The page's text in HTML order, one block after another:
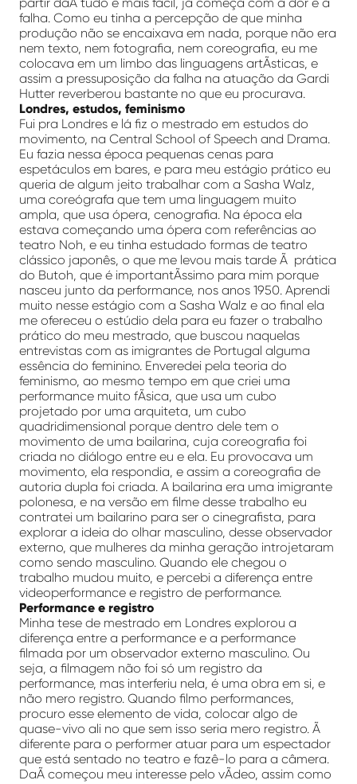
falha. Como eu tinha a percepção de que minha
produção não se encaixava em nada, porque não era
nem texto, nem fotografia, nem coreografia, eu me
colocava em um limbo das linguagens artÃ­sticas, e
assim a pressuposição da falha na atuação da Gardi
Hutter reverberou bastante no que eu procurava.
Londres, estudos, feminismo
Fui pra Londres e lá fiz o mestrado em estudos do
movimento, na Central School of Speech and Drama.
Eu fazia nessa época pequenas cenas para
espetáculos em bares, e para meu estágio prático eu
queria de algum jeito trabalhar com a Sasha Walz,
uma coreógrafa que tem uma linguagem muito
ampla, que usa ópera, cenografia. Na época ela
estava começando uma ópera com referências ao
teatro Noh, e eu tinha estudado formas de teatro
clássico japonês, o que me levou mais tarde Ã prática
do Butoh, que é importantÃ­ssimo para mim porque
nasceu junto da performance, nos anos 1950. Aprendi
muito nesse estágio com a Sasha Walz e ao final ela
me ofereceu o estúdio dela para eu fazer o trabalho
prático do meu mestrado, que buscou naquelas
entrevistas com as imigrantes de Portugal alguma
essência do feminino. Enveredei pela teoria do
feminismo, ao mesmo tempo em que criei uma
performance muito fÃ­sica, que usa um cubo
projetado por uma arquiteta, um cubo
quadridimensional porque dentro dele tem o
movimento de uma bailarina, cuja coreografia foi
criada no diálogo entre eu e ela. Eu provocava um
movimento, ela respondia, e assim a coreografia de
autoria dupla foi criada. A bailarina era uma imigrante
polonesa, e na versão em filme desse trabalho eu
contratei um bailarino para ser o cinegrafista, para
explorar a ideia do olhar masculino, desse observador
externo, que mulheres da minha geração introjetaram
como sendo masculino. Quando ele chegou o
trabalho mudou muito, e percebi a diferença entre
videoperformance e registro de performance.
Performance e registro
Minha tese de mestrado em Londres explorou a
diferença entre a performance e a performance
filmada por um observador externo masculino. Ou
seja, a filmagem não foi só um registro da
performance, mas interferiu nela, é uma obra em si, e
não mero registro. Quando filmo performances,
procuro esse elemento de vida, colocar algo de
quase-vivo ali no que sem isso seria mero registro. Ã
diferente para o performer atuar para um espectador
que está sentado no teatro e fazê-lo para a câmera.
DaÃ­ começou meu interesse pelo vÃ­deo, assim como